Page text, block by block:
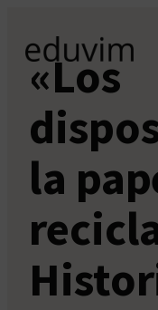
contenido
«Los
la